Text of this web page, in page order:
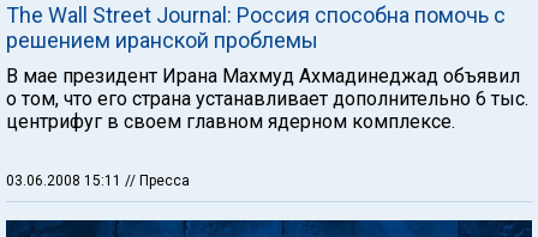
The Wall Street Journal: Россия способна помочь с
решением иранской проблемы
В мае президент Ирана Махмуд Ахмадинеджад объявил
о том, что его страна устанавливает дополнительно 6 тыс.
центрифуг в своем главном ядерном комплексе.
03.06.2008 15:11 // Пресса